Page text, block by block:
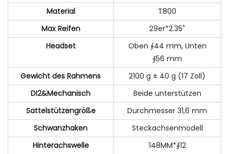
Material
T800
Max Reifen
29er*2.35"
Headset
Oben ∮44 mm, Unten
∮56 mm
Gewicht des Rahmens
2100 g ± 40 g (17 Zoll)
DI2&Mechanisch
Beide unterstützen
Sattelstützengröße
Durchmesser 31,6 mm
Schwanzhaken
Steckachsenmodell
Hinterachswelle
148MM*∮12